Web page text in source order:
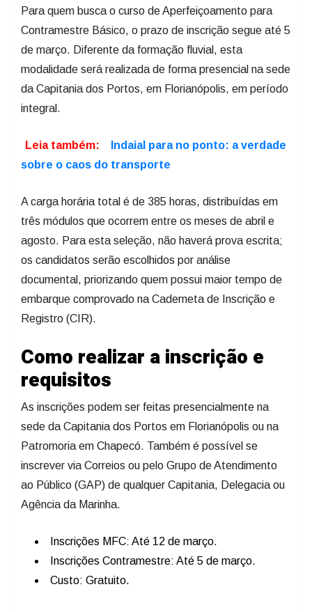
Para quem busca o curso de Aperfeiçoamento para
Contramestre Básico, o prazo de inscrição segue até 5
de março. Diferente da formação fluvial, esta
modalidade será realizada de forma presencial na sede
da Capitania dos Portos, em Florianópolis, em período
integral.
Leia também:
Indaial para no ponto: a verdade
sobre o caos do transporte
A carga horária total é de 385 horas, distribuídas em
três módulos que ocorrem entre os meses de abril e
agosto. Para esta seleção, não haverá prova escrita;
os candidatos serão escolhidos por análise
documental, priorizando quem possui maior tempo de
embarque comprovado na Caderneta de Inscrição e
Registro (CIR).
Como realizar a inscrição e
requisitos
As inscrições podem ser feitas presencialmente na
sede da Capitania dos Portos em Florianópolis ou na
Patromoria em Chapecó. Também é possível se
inscrever via Correios ou pelo Grupo de Atendimento
ao Público (GAP) de qualquer Capitania, Delegacia ou
Agência da Marinha.
Inscrições MFC: Até 12 de março.
Inscrições Contramestre: Até 5 de março.
Custo: Gratuito.